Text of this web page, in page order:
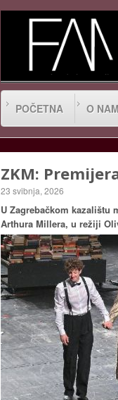
POČETNA O
ZKM:
23 svibnja, 2026
U Zagrebačkom kazalištu
Arthura Millera, u režiji